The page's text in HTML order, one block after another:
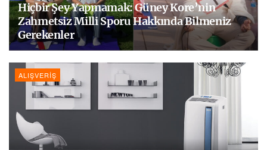
Hiçbir Şey Yapmamak: Güney Kore’nin
Zahmetsiz Milli Sporu Hakkında Bilmeniz
Gerekenler
ALIŞVERIŞ